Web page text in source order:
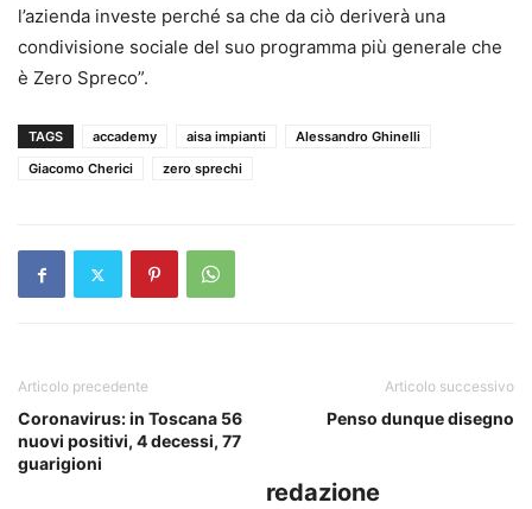
l’azienda investe perché sa che da ciò deriverà una
condivisione sociale del suo programma più generale che
è Zero Spreco”.
TAGS accademy aisa impianti
Alessandro Ghinelli
Giacomo Cherici
zero sprechi
Articolo precedente
Coronavirus: in Toscana 56
nuovi positivi, 4 decessi, 77
guarigioni
Articolo successivo
Penso dunque disegno
redazione